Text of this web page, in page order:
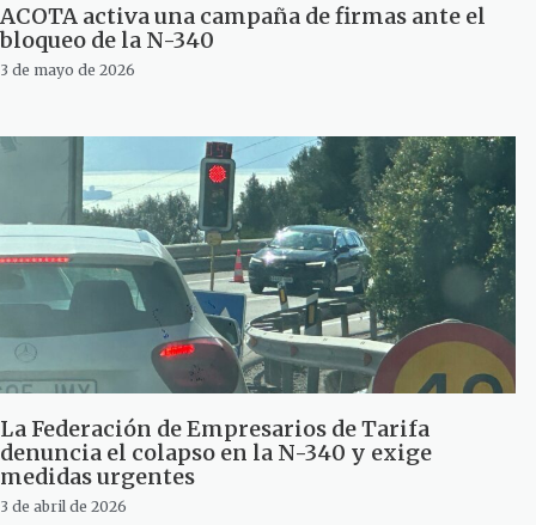
ACOTA activa una campaña de firmas ante el
bloqueo de la N-340
3 de mayo de 2026
La Federación de Empresarios de Tarifa
denuncia el colapso en la N-340 y exige
medidas urgentes
3 de abril de 2026